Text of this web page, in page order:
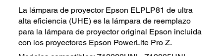
La lámpara de proyector Epson ELPLP81 de ultra
alta eficiencia (UHE) es la lámpara de reemplazo
para la lámpara de proyector original Epson incluida
con los proyectores Epson PowerLite Pro Z.